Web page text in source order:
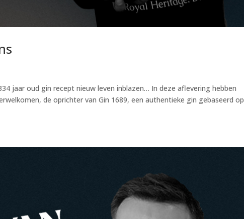
jaar oud gin recept nieuw leven inblazen… In deze aflevering hebben
de oprichter van Gin 1689, een authentieke gin gebaseerd op